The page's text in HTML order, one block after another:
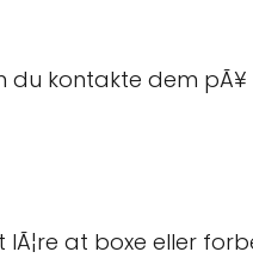
du kontakte dem pÃ¥
at boxe eller